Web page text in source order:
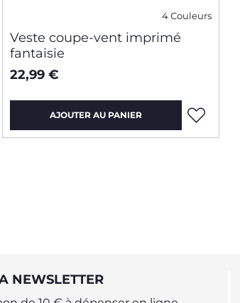
4 Couleurs
Veste coupe-vent imprimé
fantaisie
22,99 €
AJOUTER AU PANIER
NEWSLETTER